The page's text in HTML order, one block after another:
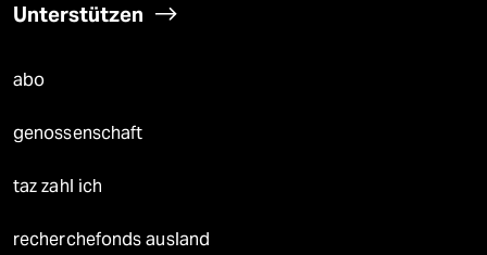
Unterstützen
abo
genossenschaft
taz zahl ich
recherchefonds ausland